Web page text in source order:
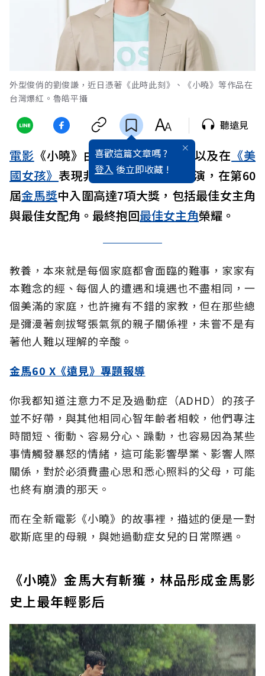
外型俊俏的劉俊謙，近日憑著《此時此刻》、《小曉》等作品在
台灣爆紅。魯皓平攝
喜歡這篇文章嗎 ?
登入 後立即收藏 !
聽遠見
電影 《小曉》由陳意涵、劉俊謙，以及在 《美
國女孩》 表現非常亮眼的林品彤
主演，在第60
屆金馬獎中入圍高達7項大獎，包括最佳女主角
與最佳女配角。最終抱回最佳女主角榮耀。
教養，本來就是每個家庭都會面臨的難事，家家有
本難念的經、每個人的遭遇和境遇也不盡相同，一
個美滿的家庭，也許擁有不錯的家教，但在那些總
是彌漫著劍拔弩張氣氛的親子關係裡，未嘗不是有
著他人難以理解的辛酸。
金馬60 X《遠見》專題報導
你我都知道注意力不足及過動症（ADHD）的孩子
並不好帶，與其他相同心智年齡者相較，他們專注
時間短、衝動、容易分心、躁動，也容易因為某些
事情觸發暴怒的情緒，這可能影響學業、影響人際
關係，對於必須費盡心思和悉心照料的父母，可能
也終有崩潰的那天。
而在全新電影《小曉》的故事裡，描述的便是一對
歇斯底里的母親，與她過動症女兒的日常際遇。
《小曉》金馬大有斬獲，林品彤成金馬影
史上最年輕影后